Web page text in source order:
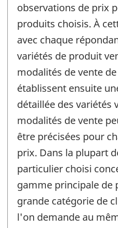
observations de prix
produits choisis. À
avec chaque
variétés de produit
modalités de vente
établissent ensuite
détaillée des variétés
modalités de vente
être précisées pour
prix. Dans la plupart
particulier choisi
gamme principale de
grande catégorie de
l'on demande au